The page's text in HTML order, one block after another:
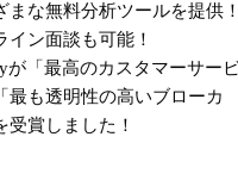
まな無料分析ツールを提供！
イン面談も可能！
が「最高のカスタマーサー
最も透明性の高いブローカ
受賞しました！